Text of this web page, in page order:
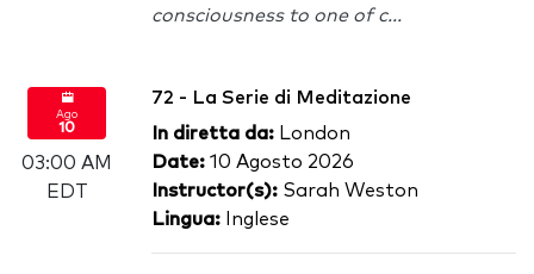
consciousness to one of c...
Ago
10
03:00 AM
EDT
72 - La Serie di Meditazione
In diretta da: London
Date: 10 Agosto 2026
Instructor(s): Sarah Weston
Lingua: Inglese